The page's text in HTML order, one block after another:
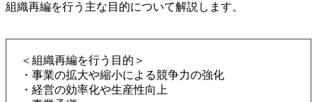
組織再編を行う主な目的について解説します。
＜組織再編を行う目的＞
・事業の拡大や縮小による競争力の強化
・経営の効率化や生産性向上